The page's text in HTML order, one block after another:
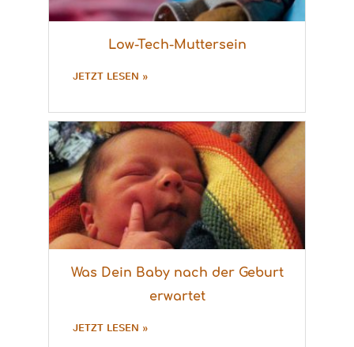
Low-Tech-Muttersein
JETZT LESEN »
Was Dein Baby nach der Geburt
erwartet
JETZT LESEN »